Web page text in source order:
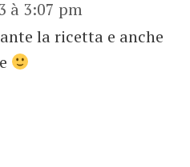
à 3:07 pm
la ricetta e anche